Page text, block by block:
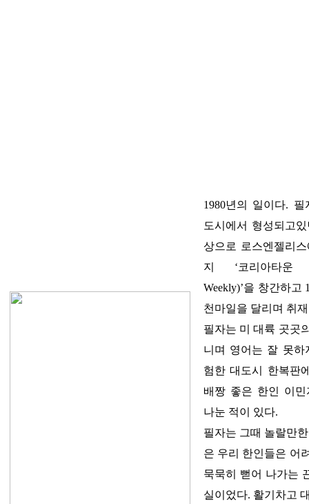
1980년의 일이다.
도시에서 형성되고
상으로 로스엔젤리
지 ‘코리아타운
Weekly)’을 창간하고
천마일을 달리며 취
필자는 미 대륙 곳곳
니며 영어는 잘 못하
험한 대도시 한복판
배짱 좋은 한인 이
나눈 적이 있다.
필자는 그때 놀랄만
은 우리 한인들은 어
묵묵히 뻗어 나가는
실이었다. 활기차고